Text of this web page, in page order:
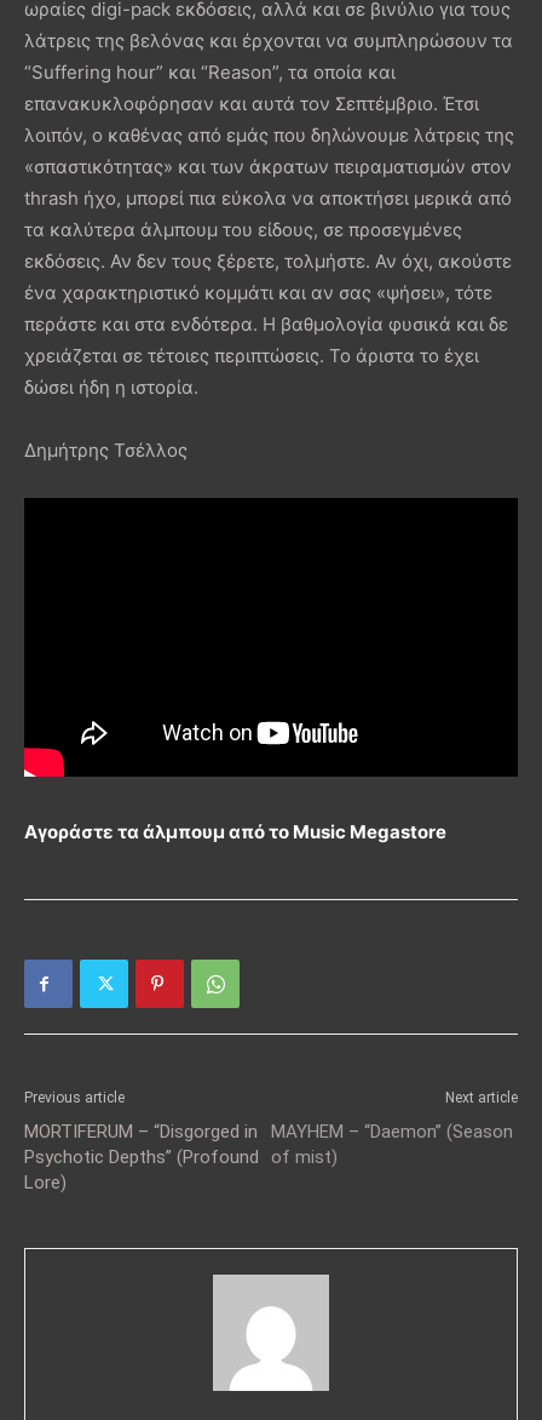
ωραίες digi-pack εκδόσεις, αλλά και σε βινύλιο για τους
λάτρεις της βελόνας και έρχονται να συμπληρώσουν τα
“Suffering hour” και “Reason”, τα οποία και
επανακυκλοφόρησαν και αυτά τον Σεπτέμβριο. Έτσι
λοιπόν, ο καθένας από εμάς που δηλώνουμε λάτρεις της
«σπαστικότητας» και των άκρατων πειραματισμών στον
thrash ήχο, μπορεί πια εύκολα να αποκτήσει μερικά από
τα καλύτερα άλμπουμ του είδους, σε προσεγμένες
εκδόσεις. Αν δεν τους ξέρετε, τολμήστε. Αν όχι, ακούστε
ένα χαρακτηριστικό κομμάτι και αν σας «ψήσει», τότε
περάστε και στα ενδότερα. Η βαθμολογία φυσικά και δε
χρειάζεται σε τέτοιες περιπτώσεις. Το άριστα το έχει
δώσει ήδη η ιστορία.
Δημήτρης Τσέλλος
Αγοράστε τα άλμπουμ από το Music Megastore
Previous article
MORTIFERUM – “Disgorged in
Psychotic Depths” (Profound
Lore)
Next article
ΜΑΥΗΕΜ – “Daemon” (Season
of mist)